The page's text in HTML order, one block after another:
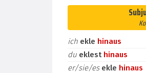
ich ekle hinaus
du eklest hinaus
er/sie/es ekle hinaus